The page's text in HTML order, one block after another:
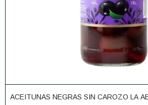
ACEITUNAS NEGRAS SIN CAROZO LA